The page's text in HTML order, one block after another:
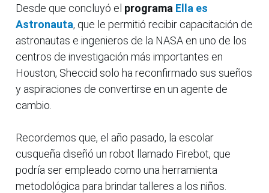
Desde que concluyó el programa Ella es
Astronauta, que le permitió recibir capacitación de
astronautas e ingenieros de la NASA en uno de los
centros de investigación más importantes en
Houston, Sheccid solo ha reconfirmado sus sueños
y aspiraciones de convertirse en un agente de
cambio.
Recordemos que, el año pasado, la escolar
cusqueña diseñó un robot llamado Firebot, que
podría ser empleado como una herramienta
metodológica para brindar talleres a los niños.